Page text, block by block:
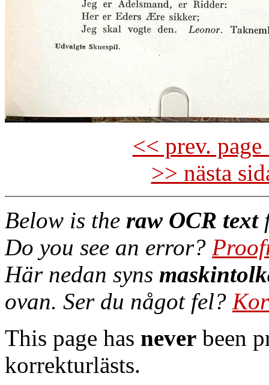
<< prev.
>> nästa
Below is the raw OCR text
Do you see an error?
Här nedan syns
ovan. Ser du något fel?
This page has never been
korrekturlästs.